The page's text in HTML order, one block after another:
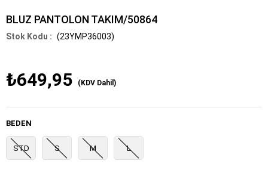
BLUZ PANTOLON TAKIM/50864
(23YMP36003)
₺649,95 (KDV Dahil)
BEDEN
STD S M L